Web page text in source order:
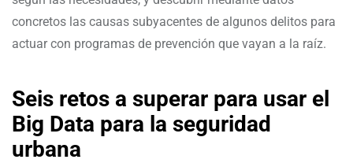
concretos las causas subyacentes de algunos delitos para
actuar con programas de prevención que vayan a la raíz.
Seis retos a superar para usar el
Big Data para la seguridad
urbana